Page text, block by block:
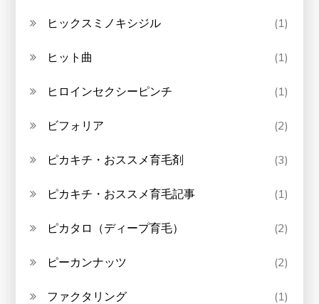
ヒックスミノキシジル (1)
ヒット曲 (1)
ヒロインセクシーピンチ (1)
ビフォリア (2)
ピカキチ・おススメ育毛剤 (3)
ピカキチ・おススメ育毛記事 (1)
ピカタロ（ディープ育毛） (2)
ピーカンナッツ (2)
ファクタリング (1)